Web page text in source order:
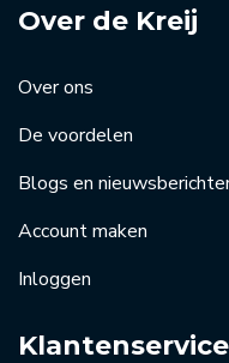
Over de Kreij
Over ons
De voordelen
Blogs en
Account maken
Inloggen
Klantenservice